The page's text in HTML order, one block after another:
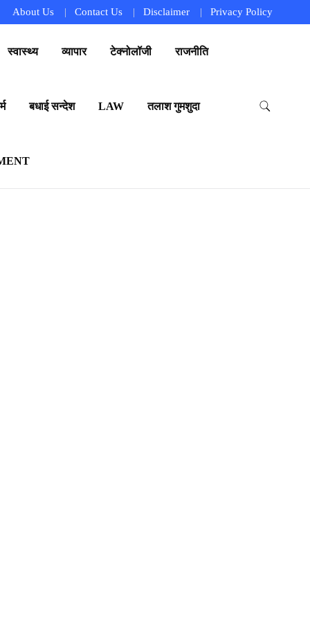
About Us Contact Us Disclaimer Privacy Policy
स्वास्थ्य व्यापार टेक्नोलॉजी राजनीति
बधाई सन्देश LAW तलाश गुमशुदा